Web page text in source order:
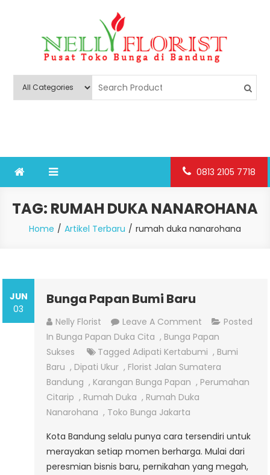
Nelly Florist Bandung
0813 2105 7718
TAG: RUMAH DUKA NANAROHANA
Home Artikel Terbaru rumah duka nanarohana
JUN
03
Bunga Papan Bumi Baru
Nelly Florist Leave A Comment On
Bunga
Papan
Bumi
Baru
Posted
In Bunga Papan Duka Cita , Bunga Papan
Sukses
TaggedAdipati Kertabumi , Bumi
Baru , Dipati Ukur , Florist Jalan Sumatera
Bandung , Karangan Bunga Papan , Perumahan
Citarip , Rumah Duka , Rumah Duka
Nanarohana , Toko Bunga Jakarta
Kota Bandung selalu punya cara tersendiri untuk
merayakan setiap momen berharga. Mulai dari
peresmian bisnis baru, pernikahan yang megah,